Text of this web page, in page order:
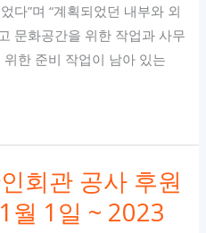
다”며 “계획되었던 내부와 외
문화공간을 위한 작업과 사무
한 준비 작업이 남아 있는
회관 공사 후원
월 1일 ~ 2023